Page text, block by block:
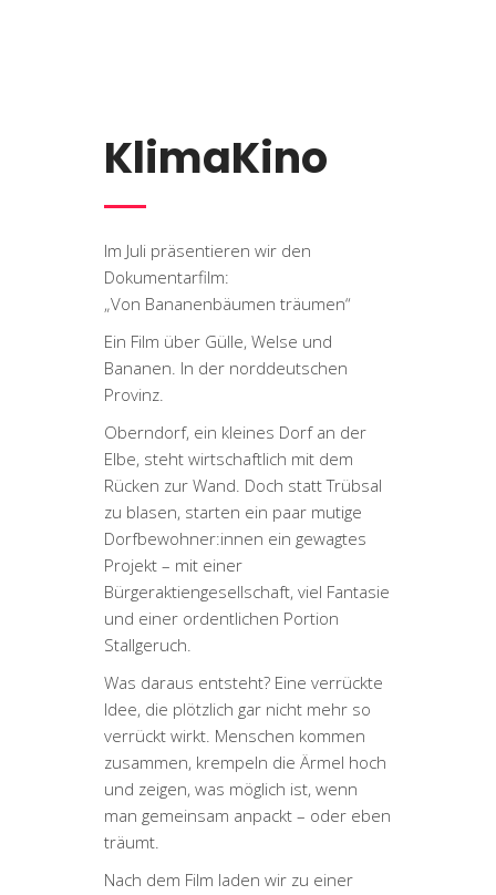
KlimaKino
Im Juli präsentieren wir den
Dokumentarfilm:
„Von Bananenbäumen träumen“
Ein Film über Gülle, Welse und
Bananen. In der norddeutschen
Provinz.
Oberndorf, ein kleines Dorf an der
Elbe, steht wirtschaftlich mit dem
Rücken zur Wand. Doch statt Trübsal
zu blasen, starten ein paar mutige
Dorfbewohner:innen ein gewagtes
Projekt – mit einer
Bürgeraktiengesellschaft, viel Fantasie
und einer ordentlichen Portion
Stallgeruch.
Was daraus entsteht? Eine verrückte
Idee, die plötzlich gar nicht mehr so
verrückt wirkt. Menschen kommen
zusammen, krempeln die Ärmel hoch
und zeigen, was möglich ist, wenn
man gemeinsam anpackt – oder eben
träumt.
Nach dem Film laden wir zu einer